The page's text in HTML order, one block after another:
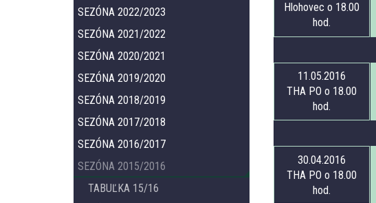
Hlohovec o 18.00
hod.
11.05.2016
THA PO o 18.00
hod.
30.04.2016
THA PO o 18.00
hod.
SEZÓNA 2022/2023
SEZÓNA 2021/2022
SEZÓNA 2020/2021
SEZÓNA 2019/2020
SEZÓNA 2018/2019
SEZÓNA 2017/2018
SEZÓNA 2016/2017
SEZÓNA 2015/2016
TABUĽKA 15/16